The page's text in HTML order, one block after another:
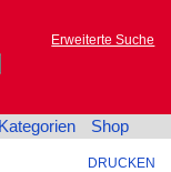
Erweiterte Suche
Kategorien Shop
DRUCKEN